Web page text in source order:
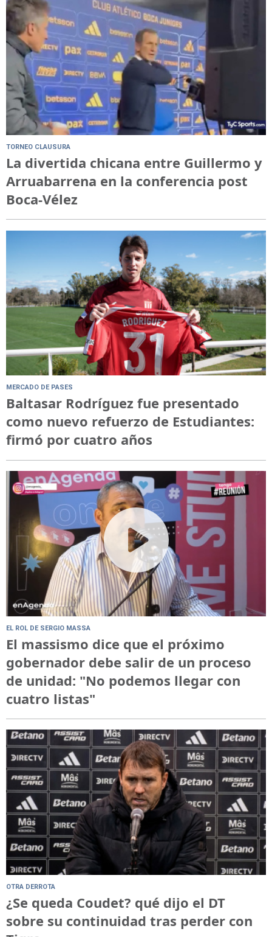
TORNEO CLAUSURA
La divertida chicana entre Guillermo y
Arruabarrena en la conferencia post
Boca-Vélez
MERCADO DE PASES
Baltasar Rodríguez fue presentado
como nuevo refuerzo de Estudiantes:
firmó por cuatro años
EL ROL DE SERGIO MASSA
El massismo dice que el próximo
gobernador debe salir de un proceso
de unidad: "No podemos llegar con
cuatro listas"
OTRA DERROTA
¿Se queda Coudet? qué dijo el DT
sobre su continuidad tras perder con